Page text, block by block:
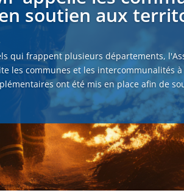
soutien aux
qui frappent plusieurs départements,
les communes et les intercommunalités à
ont été mis en place afin de